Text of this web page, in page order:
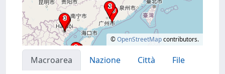
©OpenStreetMapcontributors.
Macroarea Nazione Città
File